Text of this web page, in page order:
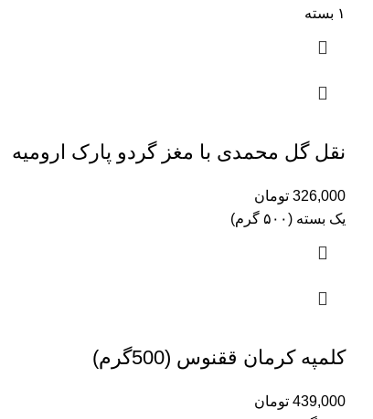
۱ بسته
نقل گل محمدی با مغز گردو پارک ارومیه
326,000 تومان
یک بسته (۵۰۰ گرم)
کلمپه کرمان ققنوس (500گرم)
439,000 تومان